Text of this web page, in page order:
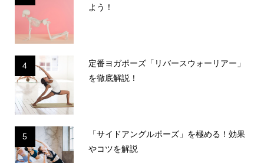
よう！
4
定番ヨガポーズ「リバースウォーリアー」
を徹底解説！
5
「サイドアングルポーズ」を極める！効果
やコツを解説